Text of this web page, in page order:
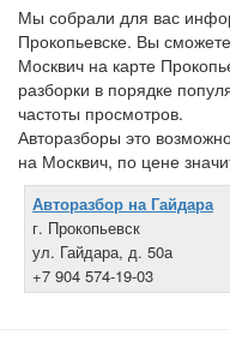
Мы собрали для вас
Прокопьевске. Вы
Москвич на карте
разборки в порядке
частоты просмотров.
Авторазборы это
на Москвич, по цене
Авторазбор на Гайдара
г. Прокопьевск
ул. Гайдара, д. 50а
+7 904 574-19-03